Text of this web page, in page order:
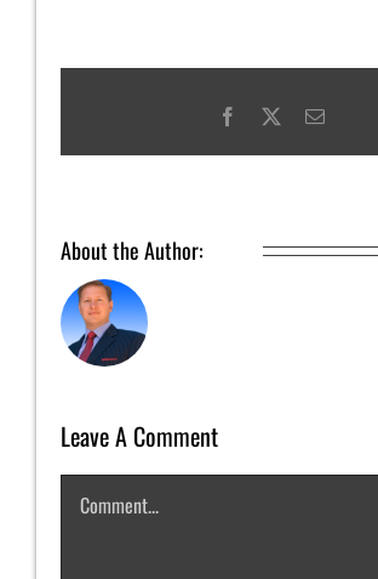
Facebook Email
About the Author:
Leave A Comment
Comment